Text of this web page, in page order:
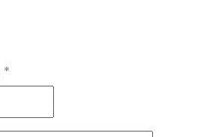
*